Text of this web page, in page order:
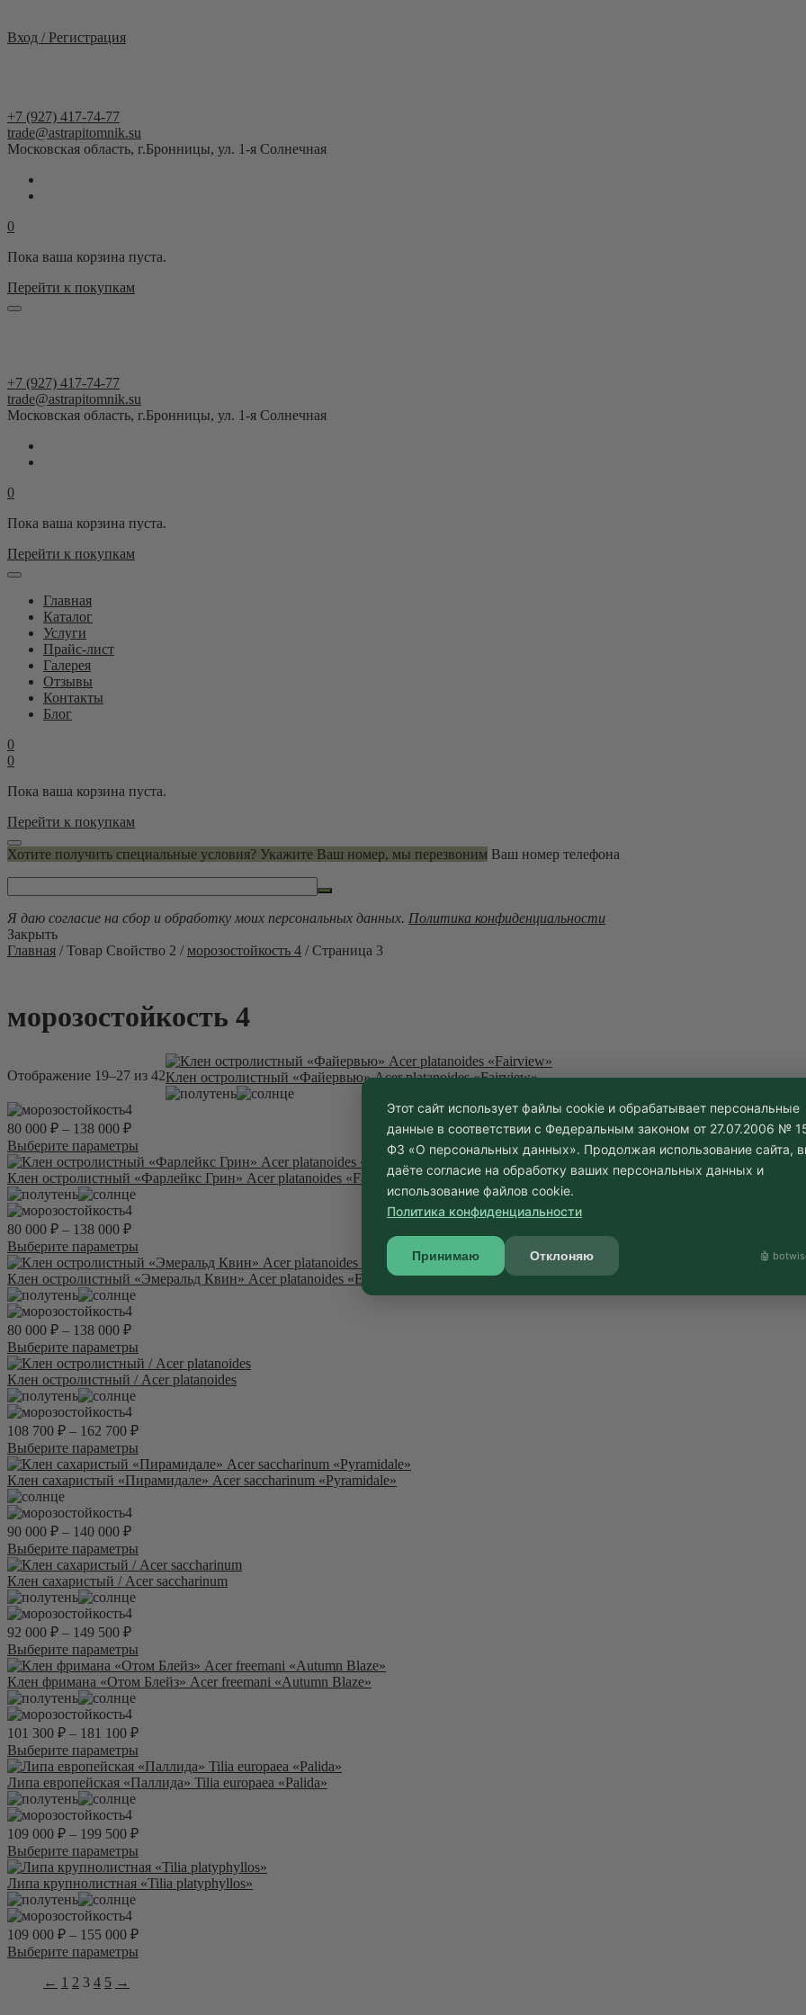
Вход / Регистрация
+7 (927) 417-74-77
trade@astrapitomnik.su
Московская область, г.Бронницы, ул. 1-я Солнечная
0
Пока ваша корзина пуста.
Перейти к покупкам
+7 (927) 417-74-77
trade@astrapitomnik.su
Московская область, г.Бронницы, ул. 1-я Солнечная
0
Пока ваша корзина пуста.
Перейти к покупкам
Главная
Каталог
Услуги
Прайс-лист
Галерея
Отзывы
Контакты
Блог
0
0
Пока ваша корзина пуста.
Перейти к покупкам
Хотите получить специальные условия? Укажите Ваш номер, мы перезвоним Ваш номер телефона
Я даю согласие на сбор и обработку моих персональных данных. Политика конфиденциальности
Закрыть
Главная / Товар Свойство 2 /морозостойкость 4 / Страница 3
морозостойкость 4
Отображение 19–27 из 42Клен остролистный «Файервью» Acer platanoides «Fairview»
4
80 000 ₽ – 138 000 ₽
Выберите параметры
товар
имеет
выбрать
на
странице
Клен остролистный «Фарлейкс Грин» Acer platanoides «Farlake’s Green»
4
80 000 ₽ – 138 000 ₽
Выберите параметры
товар
имеет
выбрать
на
странице
Клен остролистный «Эмеральд Квин» Acer platanoides «Emerald Queen»
4
80 000 ₽ – 138 000 ₽
Выберите параметры
товар
имеет
Опции
выбрать
на
странице
Клен остролистный / Acer platanoides
4
108 700 ₽ – 162 700 ₽
Выберите параметры
товар
имеет
выбрать
на
странице
Клен сахаристый «Пирамидале» Acer sacсharinum «Pyramidale»
4
90 000 ₽ – 140 000 ₽
Выберите параметры
товар
имеет
выбрать
на
странице
Клен сахаристый / Acer saccharinum
4
92 000 ₽ – 149 500 ₽
Выберите параметры
товар
имеет
Опции
выбрать
на
странице
Клен фримана «Отом Блейз» Acer freemani «Autumn Blaze»
4
101 300 ₽ – 181 100 ₽
Выберите параметры
товар
имеет
Опции
выбрать
на
странице
Липа европейская «Паллида» Tilia europaea «Palida»
4
109 000 ₽ – 199 500 ₽
Выберите параметры
товар
имеет
Опции
выбрать
Липа крупнолистная «Tilia platyphyllos»
4
109 000 ₽ – 155 000 ₽
Выберите параметры
← 1 2 3 4 5 →
Этот сайт использует файлы cookie и обрабатывает персональные
данные в соответствии с Федеральным законом от 27.07.2006 №
ФЗ «О персональных данных». Продолжая использование сайта,
даёте согласие на обработку ваших персональных данных и
использование файлов cookie.
Политика конфиденциальности
Принимаю Отклоняю 🤖